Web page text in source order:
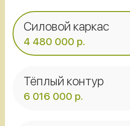
Силовой каркас
4 480 000 р.
Тёплый контур
6 016 000 р.